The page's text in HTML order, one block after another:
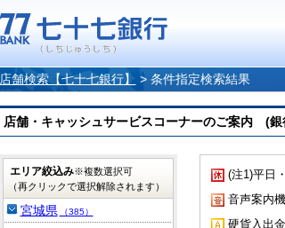
店舗検索【七十七銀行】 > 条件指定検索結果
店舗・キャッシュサービスコーナーのご案内 (銀
(注1)平日
音声案内
硬貨入出
エリア絞込み※複数選択可
（再クリックで選択解除されます）
宮城県 （385）